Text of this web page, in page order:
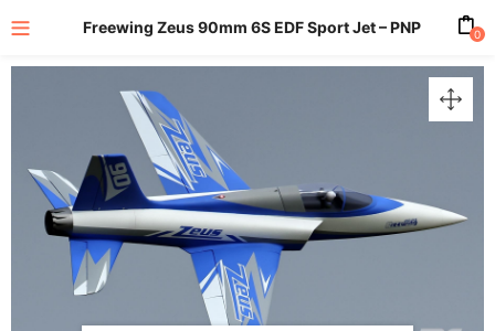
Freewing Zeus 90mm 6S EDF Sport Jet – PNP 0